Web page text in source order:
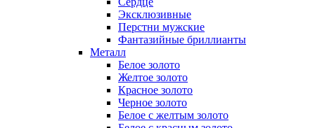
Эксклюзивные
Перстни мужские
Фантазийные бриллианты
Металл
Белое золото
Желтое золото
Красное золото
Черное золото
Белое с желтым золото